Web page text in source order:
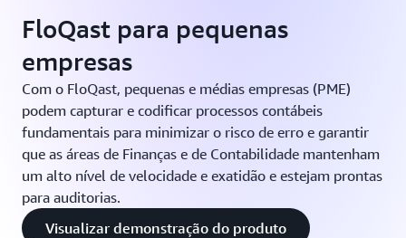
FloQast para pequenas
empresas
Com o FloQast, pequenas e médias empresas (PME)
podem capturar e codificar processos contábeis
fundamentais para minimizar o risco de erro e garantir
que as áreas de Finanças e de Contabilidade mantenham
um alto nível de velocidade e exatidão e estejam prontas
para auditorias.
Visualizar demonstração do produto